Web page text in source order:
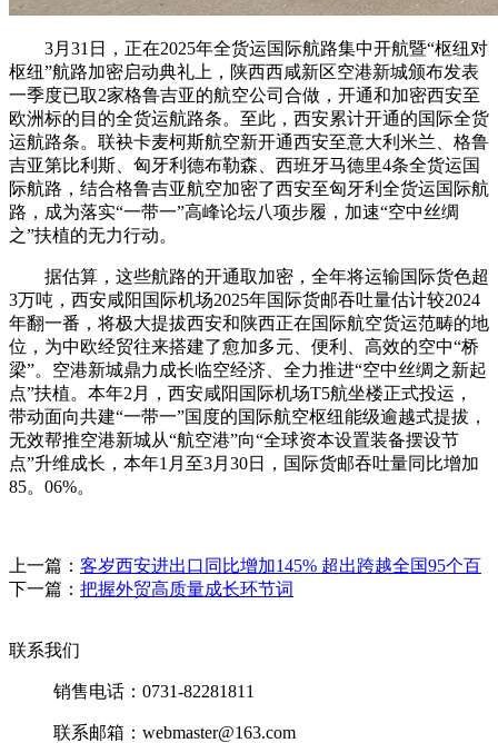
3月31日，正在2025年全货运国际航路集中开航暨“枢纽对
枢纽”航路加密启动典礼上，陕西西咸新区空港新城颁布发表
一季度已取2家格鲁吉亚的航空公司合做，开通和加密西安至
欧洲标的目的全货运航路条。至此，西安累计开通的国际全货
运航路条。联袂卡麦柯斯航空新开通西安至意大利米兰、格鲁
吉亚第比利斯、匈牙利德布勒森、西班牙马德里4条全货运国
际航路，结合格鲁吉亚航空加密了西安至匈牙利全货运国际航
路，成为落实“一带一”高峰论坛八项步履，加速“空中丝绸
之”扶植的无力行动。
据估算，这些航路的开通取加密，全年将运输国际货色超
3万吨，西安咸阳国际机场2025年国际货邮吞吐量估计较2024
年翻一番，将极大提拔西安和陕西正在国际航空货运范畴的地
位，为中欧经贸往来搭建了愈加多元、便利、高效的空中“桥
梁”。空港新城鼎力成长临空经济、全力推进“空中丝绸之新起
点”扶植。本年2月，西安咸阳国际机场T5航坐楼正式投运，
带动面向共建“一带一”国度的国际航空枢纽能级逾越式提拔，
无效帮推空港新城从“航空港”向“全球资本设置装备摆设节
点”升维成长，本年1月至3月30日，国际货邮吞吐量同比增加
85。06%。
上一篇： 客岁西安进出口同比增加145% 超出跨越全国95个百
下一篇： 把握外贸高质量成长环节词
联系我们
销售电话：0731-82281811
联系邮箱：webmaster@163.com